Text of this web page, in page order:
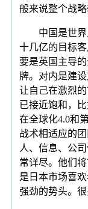
般来说整个战
中国是世界
十几亿的目标
要是英国主导
牌。对内是建
让自己在激烈的
已接近饱和，
在全球化4.0和
战术相适应的
人、信息、公
常详尽。他们
是日本市场喜
强劲的势头。